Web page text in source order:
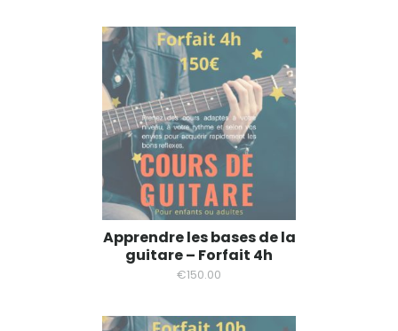
Apprendre les bases de la
guitare – Forfait 4h
€150.00